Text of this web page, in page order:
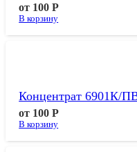
от 100Р
В корзину
Концентрат 6901К/
от 100Р
В корзину